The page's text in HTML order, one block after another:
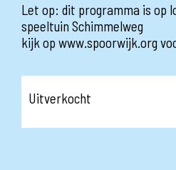
Let op: dit programma is op
speeltuin Schimmelweg
kijk op www.spoorwijk.org
Uitverkocht